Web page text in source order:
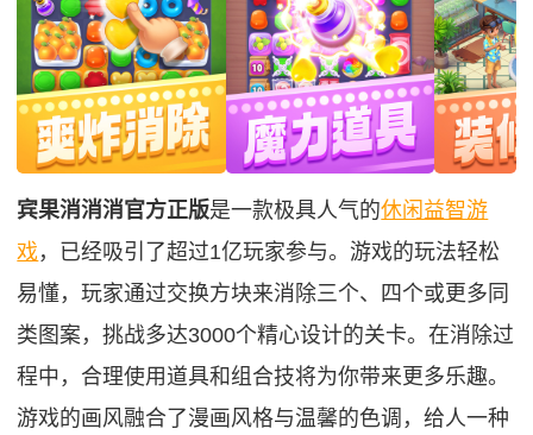
宾果消消消官方正版是一款极具人气的休闲益智游
戏 ，已经吸引了超过1亿玩家参与。游戏的玩法轻松
易懂，玩家通过交换方块来消除三个、四个或更多同
类图案，挑战多达3000个精心设计的关卡。在消除过
程中，合理使用道具和组合技将为你带来更多乐趣。
游戏的画风融合了漫画风格与温馨的色调，给人一种